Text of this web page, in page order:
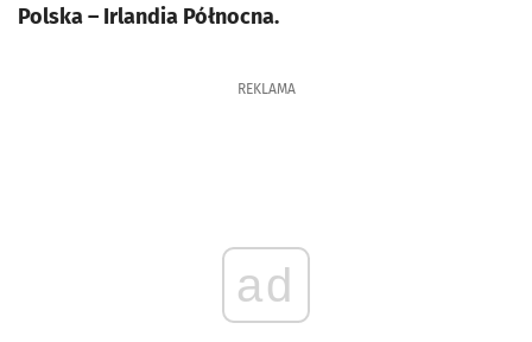
Polska – Irlandia Północna.
REKLAMA
ad